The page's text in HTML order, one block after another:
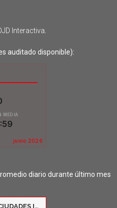
Interactiva.
auditado disponible):
diario durante último mes